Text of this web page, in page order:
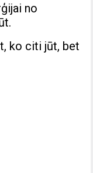
no
ko citi jūt, bet